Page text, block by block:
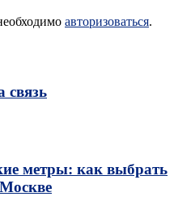
авторизоваться.
связь
метры: как выбрать